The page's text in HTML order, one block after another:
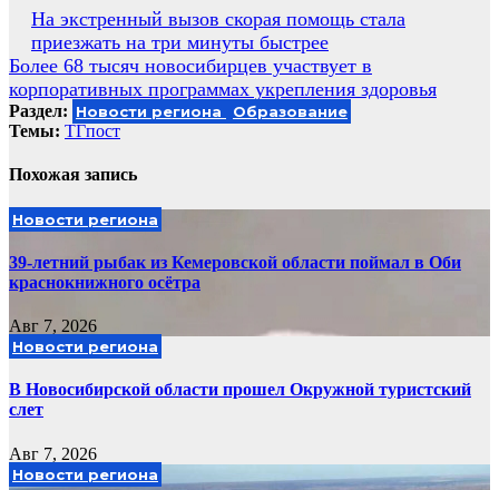
Навигация
по
записям
На экстренный вызов скорая помощь стала
приезжать на три минуты быстрее
Более 68 тысяч новосибирцев участвует в
корпоративных программах укрепления здоровья
Раздел: Новости региона Образование
Темы: ТГпост
Похожая запись
Новости региона
39-летний рыбак из Кемеровской области поймал в Оби
краснокнижного осётра
Авг 7, 2026
Новости региона
В Новосибирской области прошел Окружной туристский
слет
Авг 7, 2026
Новости региона